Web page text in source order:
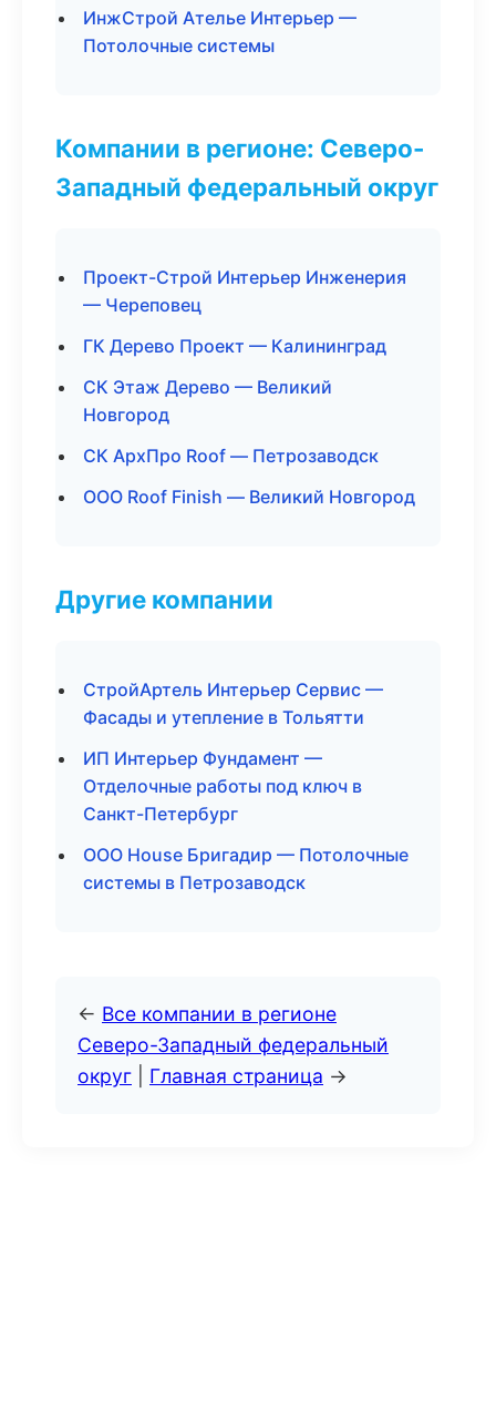
ИнжСтрой Ателье Интерьер —
Потолочные системы
Компании в регионе: Северо-
Западный федеральный округ
Проект-Строй Интерьер Инженерия
— Череповец
ГК Дерево Проект — Калининград
СК Этаж Дерево — Великий
Новгород
СК АрхПро Roof — Петрозаводск
ООО Roof Finish — Великий Новгород
Другие компании
СтройАртель Интерьер Сервис —
Фасады и утепление в Тольятти
ИП Интерьер Фундамент —
Отделочные работы под ключ в
Санкт-Петербург
ООО House Бригадир — Потолочные
системы в Петрозаводск
← Все компании в регионе
Северо-Западный федеральный
округ
Главная страница →